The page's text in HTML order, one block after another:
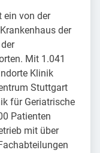
ein von der
der
Mit 1.041
Klinik
Stuttgart
für Geriatrische
Patienten
mit über